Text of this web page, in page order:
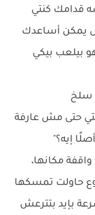
قدامك كنتي
يمكن أساعدك
بيلعب بيكي
سلخ
حتى مش عارفة
إيه؟"
مكانها،
حاولت تمسكها
بإيد بتترعش